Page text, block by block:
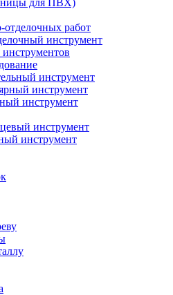
для ПВХ)
отделочных работ
инструмент
инструмент
инструмент
инструмент
инструмент
инструмент